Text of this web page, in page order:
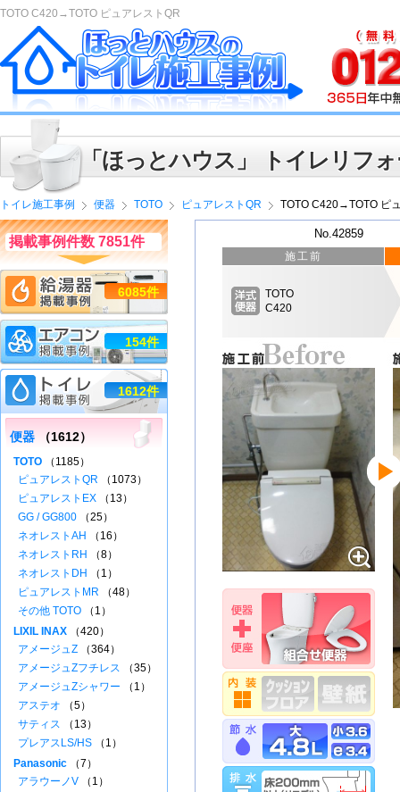
TOTO C420→TOTO ピュアレストQR
「ほっとハウス」 トイレリフ
トイレ施工事例 便器 TOTO ピュアレストQR TOTO C420→TOTO ピ
No.42859
施工前
TOTO
C420
掲載事例件数 7851件
6085件
154件
1612件
便器 （1612）
TOTO （1185）
ピュアレストQR （1073）
ピュアレストEX （13）
GG / GG800 （25）
ネオレストAH
（16）
ネオレストRH
（8）
ネオレストDH
（1）
ピュアレストMR （48）
その他 TOTO （1）
LIXIL INAX （420）
アメージュZ （364）
アメージュZフチレス （35）
アメージュZシャワー （1）
アステオ （5）
サティス （13）
プレアスLS/HS （1）
Panasonic （7）
アラウーノV （1）